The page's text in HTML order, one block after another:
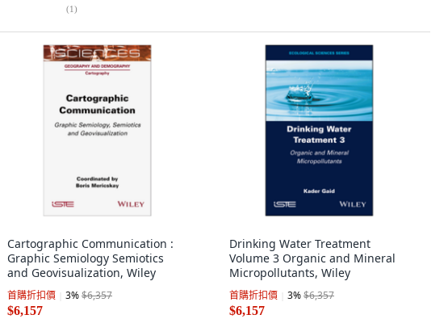
(1)
Cartographic Communication :
Graphic Semiology Semiotics
and Geovisualization, Wiley
首購折扣價 3%$6,357
$6,157
Drinking Water Treatment
Volume 3 Organic and Mineral
Micropollutants, Wiley
首購折扣價 3%$6,357
$6,157